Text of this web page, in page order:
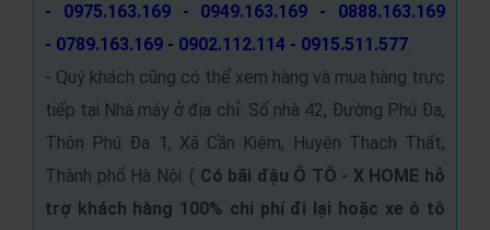
- 0975.163.169 - 0949.163.169 - 0888.163.169
- 0789.163.169 - 0902.112.114 - 0915.511.577.
- Quý khách cũng có thể xem hàng và mua hàng trực
tiếp tại Nhà máy ở địa chỉ: Số nhà 42, Đường Phú Đa,
Thôn Phú Đa 1, Xã Cần Kiệm, Huyện Thạch Thất,
Thành phố Hà Nội. ( Có bãi đậu Ô TÔ - X HOME hỗ
trợ khách hàng 100% chi phí đi lại hoặc xe ô tô